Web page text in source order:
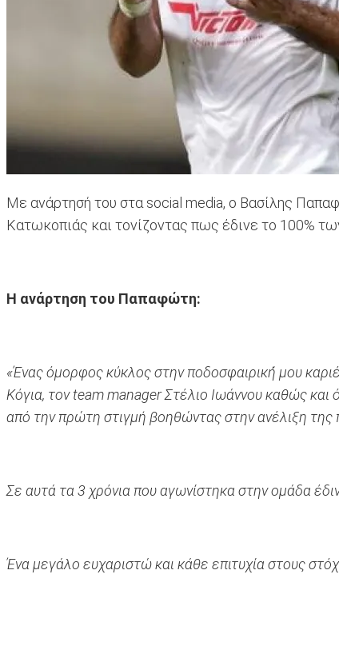
Με ανάρτησή του στα social media, ο Βασίλης
Κατωκοπιάς και τονίζοντας πως έδινε το 100%
Η ανάρτηση του Παπαφώτη:
«Ένας όμορφος κύκλος στην ποδοσφαιρική́ μου
Κόγια, τον team manager Στέλιο Ιωάννου καθώς
από την πρώτη στιγμή βοηθώντας στην ανέλιξη της
Σε αυτά τα 3 χρόνια που αγωνίστηκα στην ομάδα
Ένα μεγάλο ευχαριστώ και κάθε επιτυχία στους